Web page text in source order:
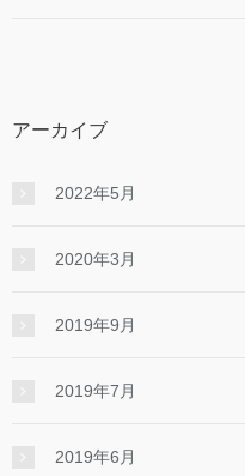
アーカイブ
2022年5月
2020年3月
2019年9月
2019年7月
2019年6月